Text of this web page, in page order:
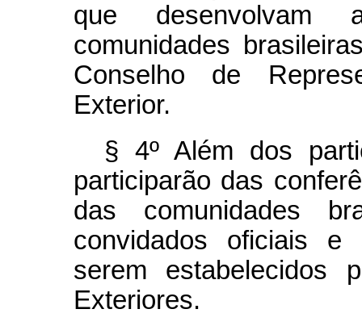
que desenvolvam
comunidades
Conselho de
Exterior.
§ 4º Além dos
participarão das
das comunidades
convidados oficiais e
serem estabelecidos
Exteriores.